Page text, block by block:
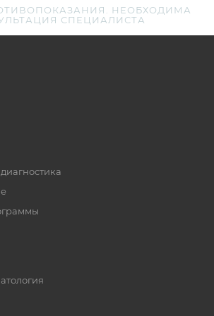
НЕОБХОДИМА
СПЕЦИАЛИСТА